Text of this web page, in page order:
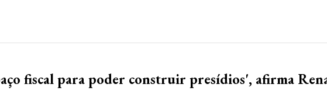
fiscal para poder construir presídios', afirma